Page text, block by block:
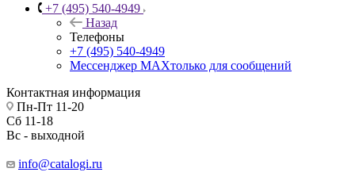
+7 (495) 540-4949
Назад
Телефоны
+7 (495) 540-4949
Мессенджер МАХтолько для сообщений
Контактная информация
Пн-Пт 11-20
Сб 11-18
Вс - выходной
info@catalogi.ru